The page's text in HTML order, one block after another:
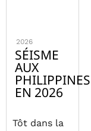
2026
SÉISME
AUX
PHILIPPINES
EN 2026
Tôt dans la